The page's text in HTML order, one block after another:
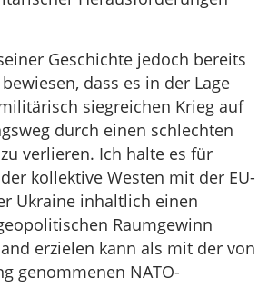
Geschichte jedoch bereits
dass es in der Lage
siegreichen Krieg auf
durch einen schlechten
verlieren. Ich halte es für
kollektive Westen mit der EU-
Ukraine inhaltlich einen
Raumgewinn
erzielen kann als mit der von
genommenen NATO-